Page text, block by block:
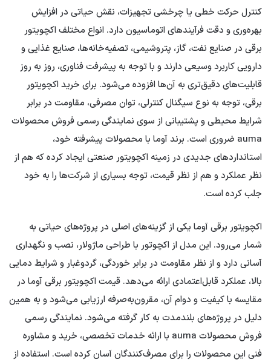
کنترل حرکت خطی یا چرخشی تجهیزات، نقش حیاتی در افزایش
بهره‌وری و دقت فرآیندهای اتوماسیون دارد. انواع مختلف اکچویتور
برقی در صنایع نفت، گاز، پتروشیمی، تصفیه‌خانه‌ها، صنایع غذایی و
دارویی کاربرد وسیعی دارند و با توجه به پیشرفت فناوری، روز به روز
قابلیت‌های دقیق‌تری به آن‌ها افزوده می‌شود. برای خرید اکچویتور
برقی، توجه به نوع سیگنال کنترلی، توان مصرفی، مقاومت در برابر
شرایط محیطی و پشتیبانی از سوی نمایندگی رسمی فروش محصولات
auma ضروری است. برند آوما با محصولات پیشرفته خود،
استانداردهای جدیدی در زمینه اکچویتور صنعتی ایجاد کرده که هم از
نظر عملکرد و هم از نظر قیمت، توجه بسیاری از شرکت‌ها را به خود
جلب کرده است.
اکچویتور برقی آوما یکی از گزینه‌های اصلی در پروژه‌های حیاتی به
شمار می‌رود. این مدل از اکچوتور با طراحی ماژولار، نصب و نگهداری
آسانی دارد و از نظر مقاومت در برابر خوردگی، گردوغبار و شرایط دمایی
بالا، عملکرد قابل‌اعتمادی ارائه می‌دهد. قیمت اکچویتور برقی آوما در
مقایسه با کیفیت و دوام آن، مقرون‌به‌صرفه ارزیابی می‌شود و به همین
دلیل در پروژه‌های بلندمدت به کار گرفته می‌شود. نمایندگی رسمی
فروش محصولات auma با ارائه خدمات تخصصی، خرید و مشاوره
فنی این محصولات را برای مصرف‌کنندگان آسان کرده است. استفاده از